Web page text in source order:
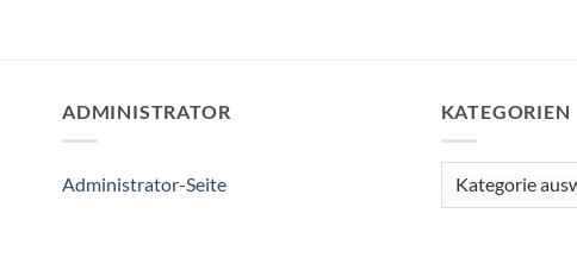
ADMINISTRATOR
Administrator-Seite
KATEGORIEN
Kategorien